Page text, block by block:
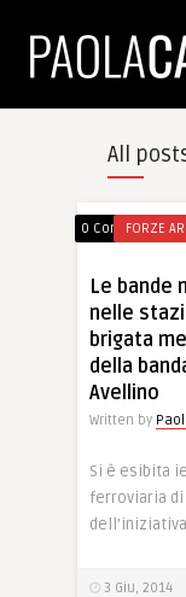
All
0 Comments
FORZE
Le bande
nelle
brigata
della
Avellino
Written by
Si è esibita
ferroviaria di
3 Giu, 2014